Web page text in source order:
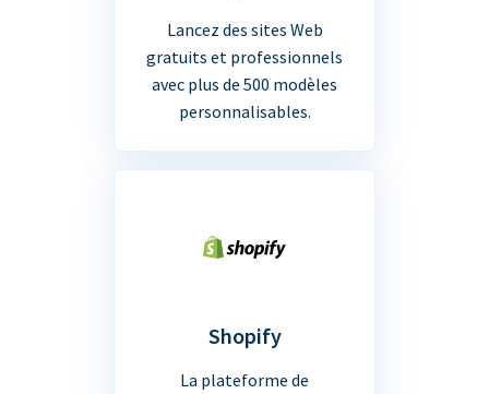
Lancez des sites Web
gratuits et professionnels
avec plus de 500 modèles
personnalisables.
Shopify
La plateforme de